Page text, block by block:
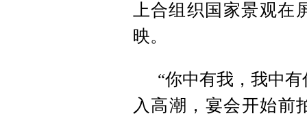
上合组织国家景观
映。
“你中有我，我中
入高潮，宴会开始前